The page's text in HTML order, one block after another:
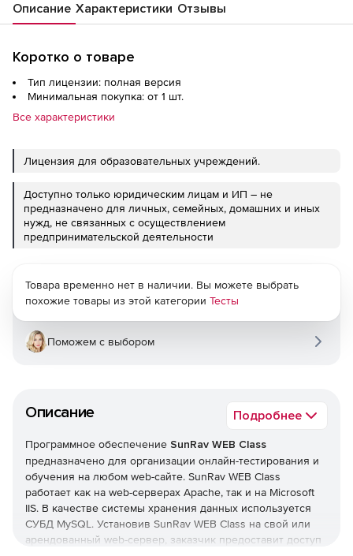
Описание Характеристики Отзывы
Коротко о товаре
Тип лицензии: полная версия
Минимальная покупка: от 1 шт.
Все характеристики
Лицензия для образовательных учреждений.
Доступно только юридическим лицам и ИП – не
предназначено для личных, семейных, домашних и иных
нужд, не связанных с осуществлением
предпринимательской деятельности
Описание Подробнее
Программное обеспечение SunRav WEB Class
предназначено для организации онлайн-тестирования и
обучения на любом web-сайте. SunRav WEB Class
работает как на web-серверах Apache, так и на Microsoft
IIS. В качестве системы хранения данных используется
СУБД MySQL. Установив SunRav WEB Class на свой или
арендованный web-сервер, заказчик предоставит доступ
Товара временно нет в наличии. Вы можете выбрать
похожие товары из этой категории Тесты
Поможем с выбором